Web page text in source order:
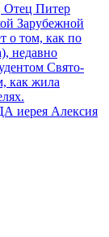
Отец Питер
Зарубежной
о том, как по
недавно
Свято-
как жила
иерея Алексия